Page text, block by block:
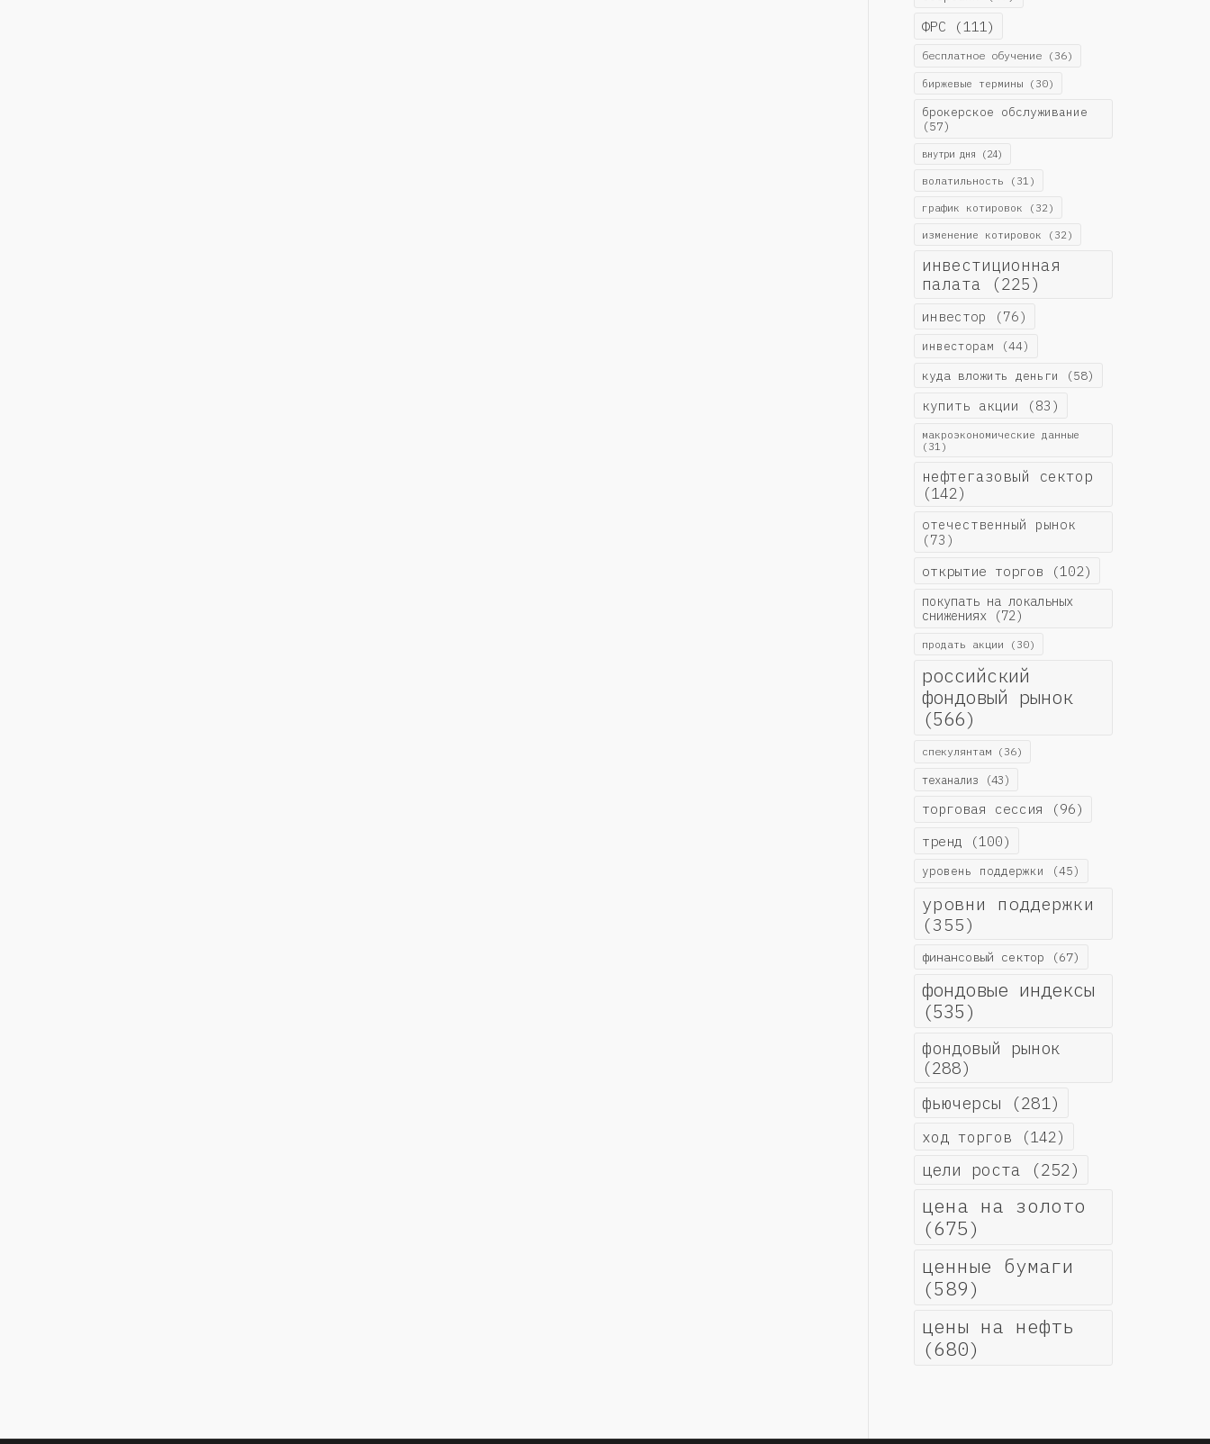
ФРС (111)
бесплатное обучение(36)
биржевые термины(30)
брокерское обслуживание
(57)
внутри дня (24)
волатильность (31)
график котировок (32)
изменение котировок (32)
инвестиционная
палата (225)
инвестор (76)
инвесторам (44)
куда вложить деньги (58)
купить акции (83)
макроэкономические данные
(31)
нефтегазовый сектор
(142)
отечественный рынок
(73)
открытие торгов (102)
покупать на локальных
снижениях(72)
продать акции (30)
российский
фондовый рынок
(566)
спекулянтам(36)
теханализ (43)
торговая сессия (96)
тренд (100)
уровень поддержки (45)
уровни поддержки
(355)
финансовый сектор (67)
фондовые индексы
(535)
фондовый рынок
(288)
фьючерсы (281)
ход торгов (142)
цели роста (252)
цена на золото
(675)
ценные бумаги
(589)
цены на нефть
(680)